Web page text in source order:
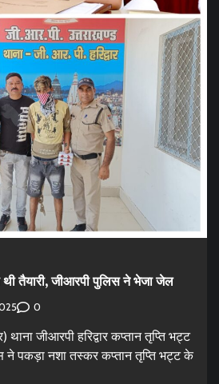
थी तैयारी, जीआरपी पुलिस ने भेजा जेल
0
थाना जीआरपी हरिद्वार कप्तान तृप्ति भट्ट
ने पकड़ा नशा तस्कर कप्तान तृप्ति भट्ट के